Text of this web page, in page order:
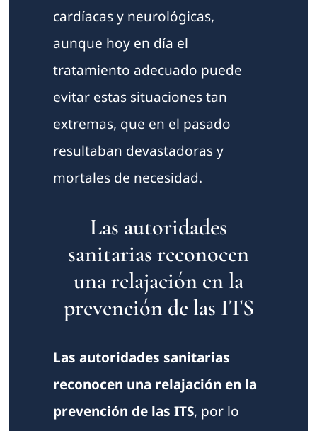
cardíacas y neurológicas,
aunque hoy en día el
tratamiento adecuado puede
evitar estas situaciones tan
extremas, que en el pasado
resultaban devastadoras y
mortales de necesidad.
Las autoridades
sanitarias reconocen
una relajación en la
prevención de las ITS
Las autoridades sanitarias
reconocen una relajación en la
prevención de las ITS, por lo